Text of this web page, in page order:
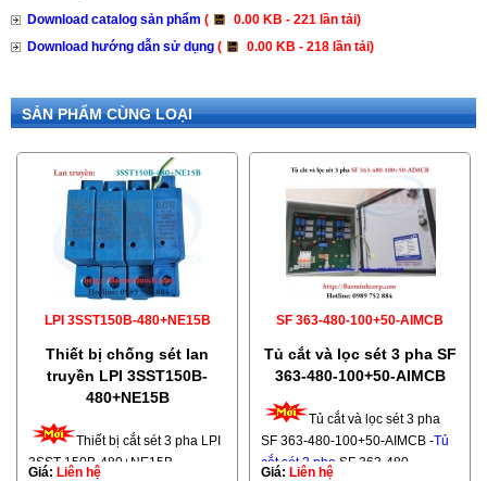
Download catalog sản phẩm (
0.00 KB - 221 lần tải)
Download hướng dẫn sử dụng ( 0.00 KB - 218 lần tải)
SẢN PHẨM CÙNG LOẠI
LPI 3SST150B-480+NE15B
Thiết bị chống sét lan
truyền LPI 3SST150B-
480+NE15B
Thiết bị cắt sét 3 pha LPI
3SST 150B-480+NE15B
Giá: Liên hệ
SF 363-480-100+50-AIMCB
Tủ cắt và lọc sét 3 pha SF
363-480-100+50-AIMCB
Tủ cắt và lọc sét 3 pha
SF 363-480-100+50-AIMCB -Tủ
cắt sét 3 pha SF 363-480-
Giá: Liên hệ